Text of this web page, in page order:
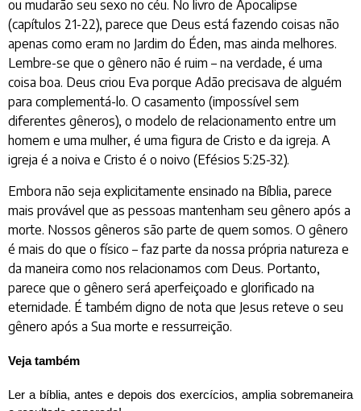
ou mudarão seu sexo no céu. No livro de Apocalipse
(capítulos 21-22), parece que Deus está fazendo coisas não
apenas como eram no Jardim do Éden, mas ainda melhores.
Lembre-se que o gênero não é ruim – na verdade, é uma
coisa boa. Deus criou Eva porque Adão precisava de alguém
para complementá-lo. O casamento (impossível sem
diferentes gêneros), o modelo de relacionamento entre um
homem e uma mulher, é uma figura de Cristo e da igreja. A
igreja é a noiva e Cristo é o noivo (Efésios 5:25-32).
Embora não seja explicitamente ensinado na Bíblia, parece
mais provável que as pessoas mantenham seu gênero após a
morte. Nossos gêneros são parte de quem somos. O gênero
é mais do que o físico – faz parte da nossa própria natureza e
da maneira como nos relacionamos com Deus. Portanto,
parece que o gênero será aperfeiçoado e glorificado na
eternidade. É também digno de nota que Jesus reteve o seu
gênero após a Sua morte e ressurreição.
Veja também
Ler a bíblia, antes e depois dos exercícios, amplia sobremaneira